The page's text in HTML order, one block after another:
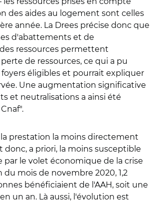
des aides au logement sont celles
année. La Drees précise donc que
d'abattements et de
ressources permettent
de ressources, ce qui a pu
éligibles et pourrait expliquer
Une augmentation significative
et neutralisations a ainsi été
la prestation la moins directement
donc, a priori, la moins susceptible
le volet économique de la crise
du mois de novembre 2020, 1,2
bénéficiaient de l'AAH, soit une
en un an. Là aussi, l'évolution est